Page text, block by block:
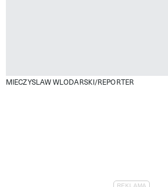
MIECZYSLAW WLODARSKI/REPORTER